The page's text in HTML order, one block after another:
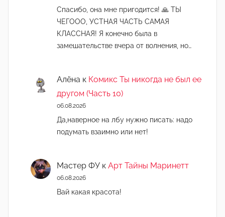
Спасибо, она мне пригодится! 🙏 ТЫ
ЧЕГООО, УСТНАЯ ЧАСТЬ САМАЯ
КЛАССНАЯ! Я конечно была в
замешательстве вчера от волнения, но…
Алёна к Комикс Ты никогда не был ее
другом (Часть 10)
06.08.2026
Да,наверное на лбу нужно писать: надо
подумать взаимно или нет!
Мастер ФУ к Арт Тайны Маринетт
06.08.2026
Вай какая красота!